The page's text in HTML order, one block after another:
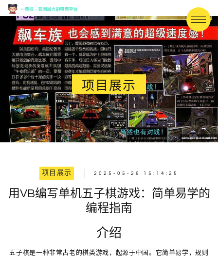
项目展示
项目展示 2025-05-26 15:14:25
用VB编写单机五子棋游戏：简单易学的
编程指南
介绍
五子棋是一种非常古老的棋类游戏，起源于中国。它简单易学，规则